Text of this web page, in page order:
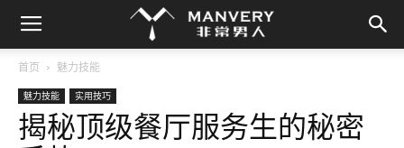
首页 魅力技能
魅力技能 实用技巧
揭秘顶级餐厅服务生的秘密